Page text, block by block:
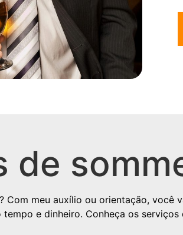
de
Com meu auxílio ou orientação,
e dinheiro. Conheça os serviços